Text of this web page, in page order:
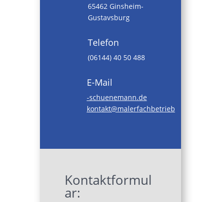
65462 Ginsheim-
Gustavsburg
Telefon
(06144) 40 50 488
E-Mail
ed.nn
amene
uhcs-
beirt
ebhca
frela
m@tka
tnok
Kontaktformul
ar: